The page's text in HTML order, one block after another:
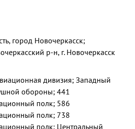
город Новочеркасск;
р-н, г. Новочеркасск
дивизия; Западный
обороны; 441
полк; 586
полк; 738
полк; Центральный